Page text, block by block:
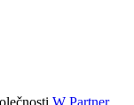
W Partner